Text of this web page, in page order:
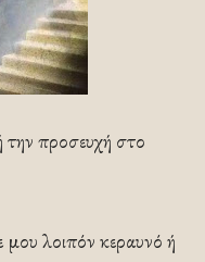
την προσευχή στο
λοιπόν κεραυνό ή